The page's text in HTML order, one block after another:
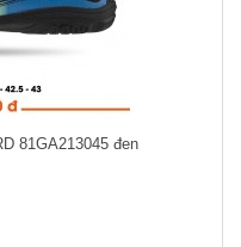
81GA213045 đen